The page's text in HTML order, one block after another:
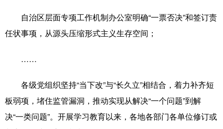
自治区层面专项工作机制办公室明确“一票否决”和签订责
任状事项，从源头压缩形式主义生存空间；
……
各级党组织坚持“当下改”与“长久立”相结合，着力补齐短
板弱项，堵住监管漏洞，推动实现从解决“一个问题”到解
决“一类问题”。开展学习教育以来，各地各部门各单位修订或